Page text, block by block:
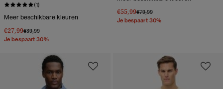
(1)
Meer beschikbare kleuren
€27,99Prijs verlaagd van
€39,99naar
Je bespaart 30%
€55,99Prijs verlaagd van
€79,99naar
Je bespaart 30%